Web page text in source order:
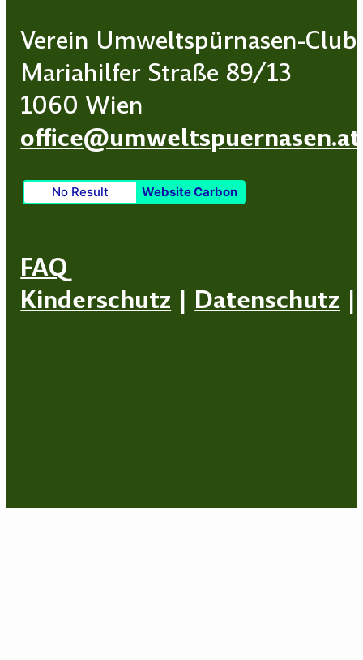
Verein Umweltspürnasen-Club
Mariahilfer Straße 89/13
1060 Wien
office@umweltspuernasen.at
No Result Website Carbon
FAQ
Kinderschutz | Datenschutz |